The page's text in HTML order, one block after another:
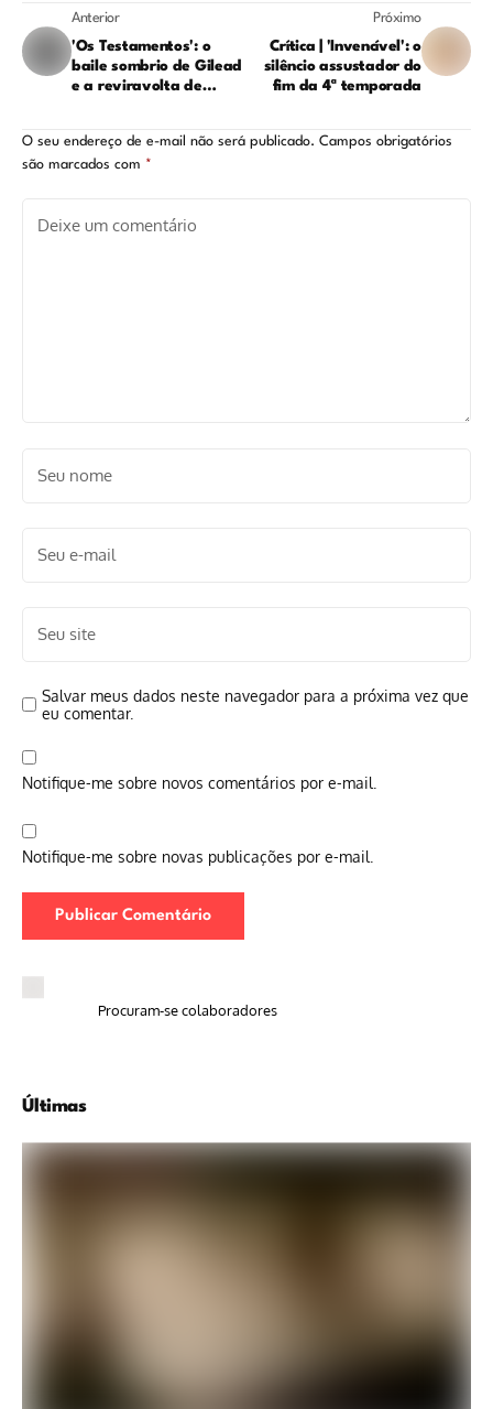
Anterior
'Os Testamentos': o
baile sombrio de Gilead
e a reviravolta de
Próximo
Crítica | 'Invencível': o
silêncio assustador do
fim da 4ª temporada
O seu endereço de e-mail não será publicado. Campos obrigatórios
são marcados com *
Salvar meus dados neste navegador para a próxima vez que
eu comentar.
Notifique-me sobre novos comentários por e-mail.
Notifique-me sobre novas publicações por e-mail.
Procuram-se colaboradores
Últimas